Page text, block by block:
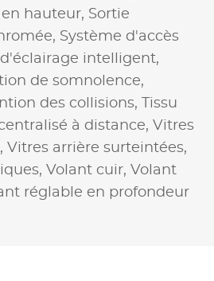
hauteur, Sortie
Système d'accès
intelligent,
de somnolence,
des collisions,
Tissu
à distance, Vitres
Vitres arrière surteintées,
Volant cuir, Volant
réglable en profondeur